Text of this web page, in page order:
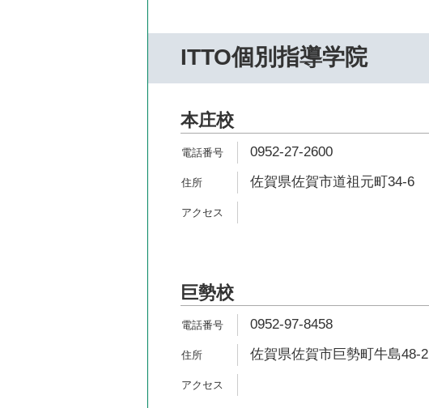
ITTO個別指導学院
本庄校
0952-27-2600
佐賀県佐賀市道祖元町34-6
巨勢校
0952-97-8458
佐賀県佐賀市巨勢町牛島48-2